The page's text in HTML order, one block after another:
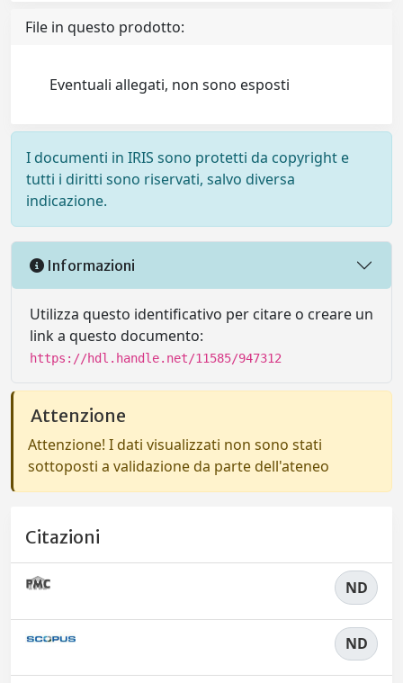
File in questo prodotto:
Eventuali allegati, non sono esposti
I documenti in IRIS sono protetti da copyright e
tutti i diritti sono riservati, salvo diversa
indicazione.
Informazioni
Utilizza questo identificativo per citare o creare un
link a questo documento:
https://hdl.handle.net/11585/947312
Attenzione
Attenzione! I dati visualizzati non sono stati
sottoposti a validazione da parte dell'ateneo
Citazioni
ND
ND